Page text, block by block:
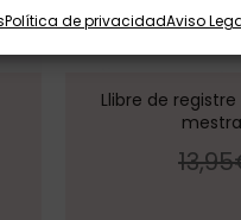
Política de privacidadAviso
Llibre de
13,95